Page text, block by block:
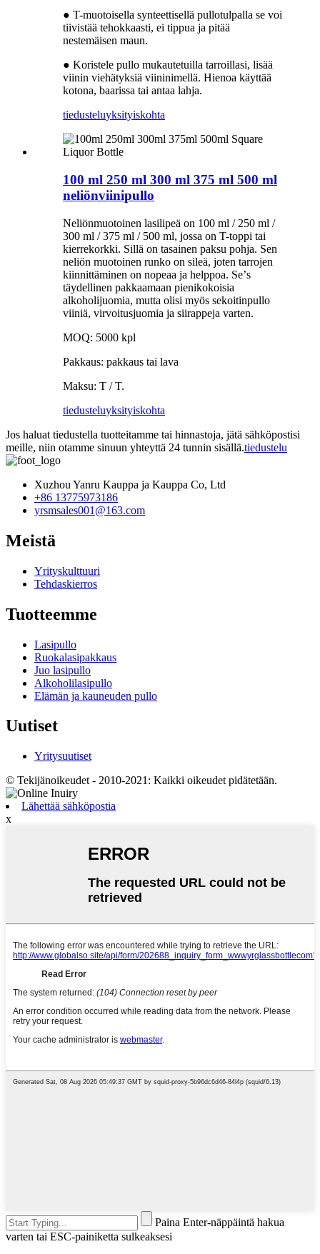
● T-muotoisella synteettisellä pullotulpalla se voi
tiivistää tehokkaasti, ei tippua ja pitää
nestemäisen maun.
● Koristele pullo mukautetuilla tarroillasi, lisää
viinin viehätyksiä viininimellä. Hienoa käyttää
kotona, baarissa tai antaa lahja.
tiedusteluyksityiskohta
100 ml 250 ml 300 ml 375 ml 500 ml
neliönviinipullo
Neliönmuotoinen lasilipeä on 100 ml / 250 ml /
300 ml / 375 ml / 500 ml, jossa on T-toppi tai
kierrekorkki. Sillä on tasainen paksu pohja. Sen
neliön muotoinen runko on sileä, joten tarrojen
kiinnittäminen on nopeaa ja helppoa. Se’s
täydellinen pakkaamaan pienikokoisia
alkoholijuomia, mutta olisi myös sekoitinpullo
viiniä, virvoitusjuomia ja siirappeja varten.
MOQ: 5000 kpl
Pakkaus: pakkaus tai lava
Maksu: T / T.
tiedusteluyksityiskohta
Jos haluat tiedustella tuotteitamme tai hinnastoja, jätä sähköpostisi
meille, niin otamme sinuun yhteyttä 24 tunnin sisällä.tiedustelu
Xuzhou Yanru Kauppa ja Kauppa Co, Ltd
+86 13775973186
yrsmsales001@163.com
Meistä
Yrityskulttuuri
Tehdaskierros
Tuotteemme
Lasipullo
Ruokalasipakkaus
Juo lasipullo
Alkoholilasipullo
Elämän ja kauneuden pullo
Uutiset
Yritysuutiset
© Tekijänoikeudet - 2010-2021: Kaikki oikeudet pidätetään.
Lähettää sähköpostia
x
Paina Enter-näppäintä hakua
varten tai ESC-painiketta sulkeaksesi